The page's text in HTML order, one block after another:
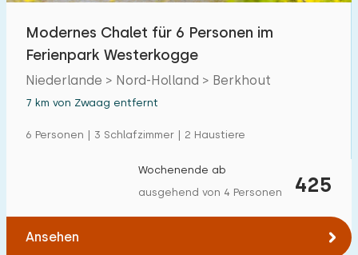
Modernes Chalet für 6 Personen im
Ferienpark Westerkogge
Niederlande > Nord-Holland > Berkhout
7 km von Zwaag entfernt
6 Personen | 3 Schlafzimmer | 2 Haustiere
425
Wochenende ab
ausgehend von 4 Personen
Ansehen